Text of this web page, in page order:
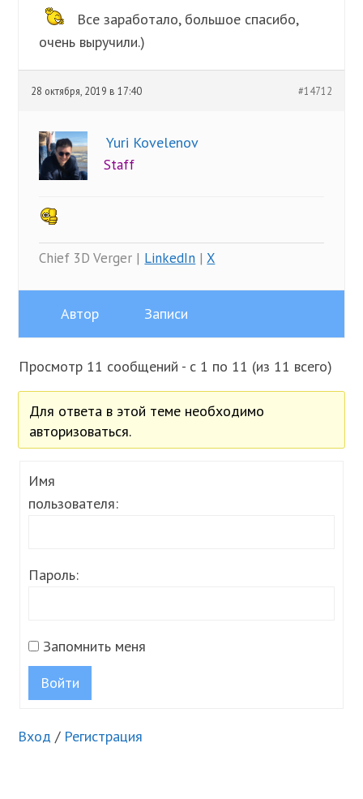
Все заработало, большое спасибо,
очень выручили.)
28 октября, 2019 в 17:40 #14712
Yuri Kovelenov
Staff
Chief 3D Verger | LinkedIn |X
Автор Записи
Просмотр 11 сообщений - с 1 по 11 (из 11 всего)
Для ответа в этой теме необходимо
авторизоваться.
Имя
пользователя:
Пароль:
Запомнить меня
Войти
Вход / Регистрация